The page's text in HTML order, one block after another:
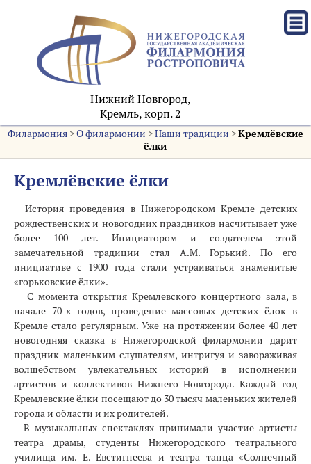
Нижний Новгород,
Кремль, корп. 2
Филармония>О филармонии >Наши традиции >Кремлёвские
ёлки
Кремлёвские ёлки
История проведения в Нижегородском Кремле детских
рождественских и новогодних праздников насчитывает уже
более 100 лет. Инициатором и создателем этой
замечательной традиции стал А.М. Горький. По его
инициативе с 1900 года стали устраиваться знаменитые
«горьковские ёлки».
С момента открытия Кремлевского концертного зала, в
начале 70-х годов, проведение массовых детских ёлок в
Кремле стало регулярным. Уже на протяжении более 40 лет
новогодняя сказка в Нижегородской филармонии дарит
праздник маленьким слушателям, интригуя и завораживая
волшебством увлекательных историй в исполнении
артистов и коллективов Нижнего Новгорода. Каждый год
Кремлевские ёлки посещают до 30 тысяч маленьких жителей
города и области и их родителей.
В музыкальных спектаклях принимали участие артисты
театра драмы, студенты Нижегородского театрального
училища им. Е. Евстигнеева и театра танца «Солнечный